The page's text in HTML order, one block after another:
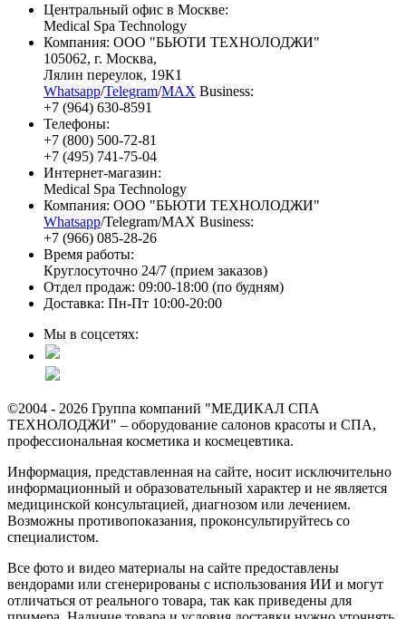
Центральный офис в Москве:
Medical Spa Technology
Компания: ООО "БЬЮТИ ТЕХНОЛОДЖИ"
105062, г. Москва,
Лялин переулок, 19К1
Whatsapp/Telegram/MAX Business:
+7 (964) 630-8591
Телефоны:
+7 (800) 500-72-81
+7 (495) 741-75-04
Интернет-магазин:
Medical Spa Technology
Компания: ООО "БЬЮТИ ТЕХНОЛОДЖИ"
Whatsapp/Telegram/MAX Business:
+7 (966) 085-28-26
Время работы:
Круглосуточно 24/7 (прием заказов)
Отдел продаж: 09:00-18:00 (по будням)
Доставка: Пн-Пт 10:00-20:00
Мы в соцсетях:
©2004 - 2026 Группа компаний "МЕДИКАЛ СПА
ТЕХНОЛОДЖИ" – оборудование салонов красоты и СПА,
профессиональная косметика и космецевтика.
Информация, представленная на сайте, носит исключительно
информационный и образовательный характер и не является
медицинской консультацией, диагнозом или лечением.
Возможны противопоказания, проконсультируйтесь со
специалистом.
Все фото и видео материалы на сайте предоставлены
вендорами или сгенерированы с использования ИИ и могут
отличаться от реального товара, так как приведены для